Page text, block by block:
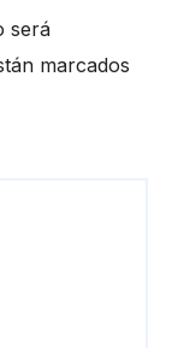
será
marcados